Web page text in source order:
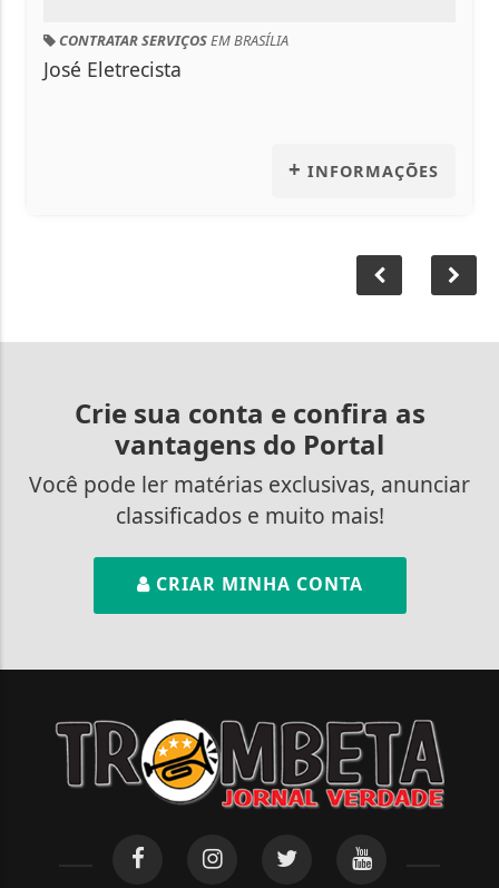
SERVIÇOSEM BRASÍLIA
INFORMAÇÕES
Crie sua conta e confira as
vantagens do Portal
Você pode ler matérias exclusivas, anunciar
classificados e muito mais!
CRIAR MINHA CONTA